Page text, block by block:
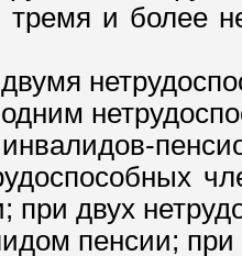
и более
при двух
пенсии;